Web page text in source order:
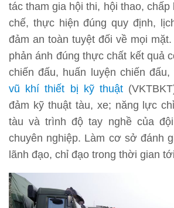
tác tham gia hội thi, hội thao, chấp
chế, thực hiện đúng quy định,
đảm an toàn tuyệt đối về mọi
phản ánh đúng thực chất kết quả
chiến đấu, huấn luyện chiến
vũ khí thiết bị kỹ thuật
đảm kỹ thuật tàu, xe; năng lực
tàu và trình độ tay nghề của
chuyên nghiệp. Làm cơ sở đánh
lãnh đạo, chỉ đạo trong thời gian